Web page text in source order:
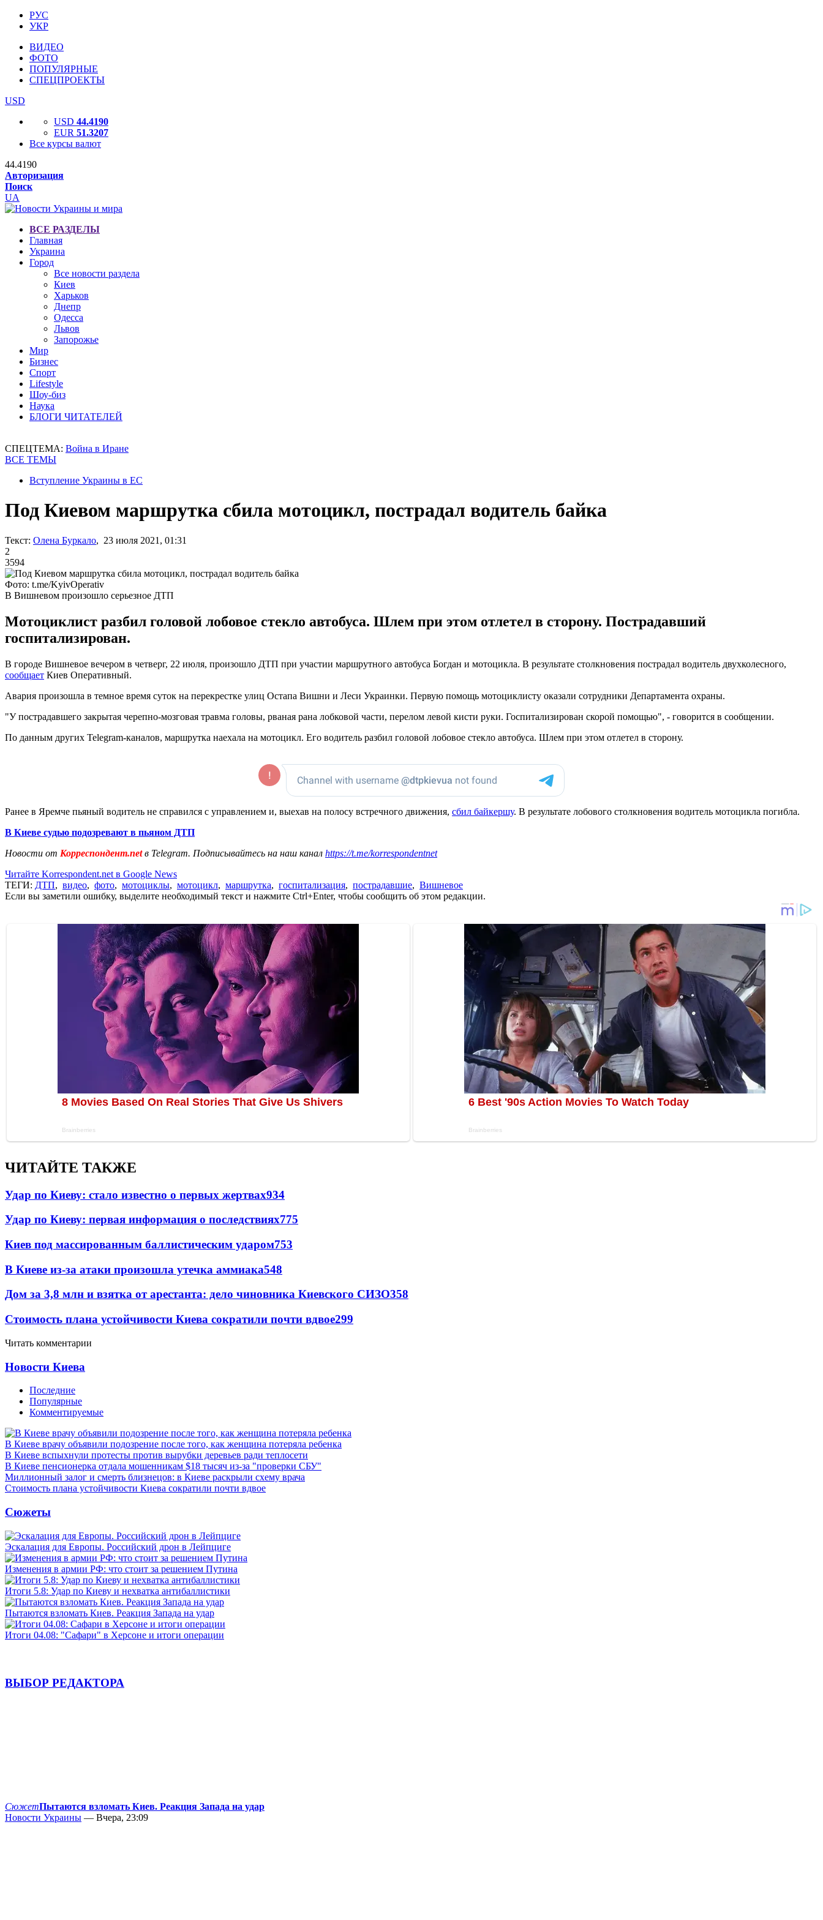
РУС
УКР
ВИДЕО
ФОТО
ПОПУЛЯРНЫЕ
СПЕЦПРОЕКТЫ
USD
USD 44.4190
EUR 51.3207
Все курсы валют
44.4190
Авторизация
Поиск
UA
ВСЕ РАЗДЕЛЫ
Главная
Украина
Город
Все новости раздела
Киев
Харьков
Днепр
Одесса
Львов
Запорожье
Мир
Бизнес
Спорт
Lifestyle
Шоу-биз
Наука
БЛОГИ ЧИТАТЕЛЕЙ
СПЕЦТЕМА: Война в Иране
ВСЕ ТЕМЫ
Вступление Украины в ЕС
Под Киевом маршрутка сбила мотоцикл, пострадал водитель байка
Текст: Олена Буркало, 23 июля 2021, 01:31
2
3594
Фото: t.me/KyivOperativ
В Вишневом произошло серьезное ДТП
Мотоциклист разбил головой лобовое стекло автобуса. Шлем при этом отлетел в сторону. Пострадавший
госпитализирован.
В городе Вишневое вечером в четверг, 22 июля, произошло ДТП при участии маршрутного автобуса Богдан и мотоцикла. В результате столкновения пострадал водитель двухколесного,
сообщает Киев Оперативный.
Авария произошла в темное время суток на перекрестке улиц Остапа Вишни и Леси Украинки. Первую помощь мотоциклисту оказали сотрудники Департамента охраны.
"У пострадавшего закрытая черепно-мозговая травма головы, рваная рана лобковой части, перелом левой кисти руки. Госпитализирован скорой помощью", - говорится в сообщении.
По данным других Telegram-каналов, маршрутка наехала на мотоцикл. Его водитель разбил головой лобовое стекло автобуса. Шлем при этом отлетел в сторону.
Ранее в Яремче пьяный водитель не справился с управлением и, выехав на полосу встречного движения, сбил байкершу. В результате лобового столкновения водитель мотоцикла погибла.
В Киеве судью подозревают в пьяном ДТП
Новости от Корреспондент.netв Telegram. Подписывайтесь на наш канал https://t.me/korrespondentnet
Читайте Korrespondent.net в Google News
ТЕГИ: ДТП, видео, фото, мотоциклы, мотоцикл, маршрутка, госпитализация, пострадавшие, Вишневое
Если вы заметили ошибку, выделите необходимый текст и нажмите Ctrl+Enter, чтобы сообщить об этом редакции.
ЧИТАЙТЕ ТАКЖЕ
Удар по Киеву: стало известно о первых жертвах934
Удар по Киеву: первая информация о последствиях775
Киев под массированным баллистическим ударом753
В Киеве из-за атаки произошла утечка аммиака548
Дом за 3,8 млн и взятка от арестанта: дело чиновника Киевского СИЗО358
Стоимость плана устойчивости Киева сократили почти вдвое299
Читать комментарии
Новости Киева
Последние
Популярные
Комментируемые
В Киеве врачу объявили подозрение после того, как женщина потеряла ребенка
В Киеве вспыхнули протесты против вырубки деревьев ради теплосети
В Киеве пенсионерка отдала мошенникам $18 тысяч из-за "проверки СБУ"
Миллионный залог и смерть близнецов: в Киеве раскрыли схему врача
Стоимость плана устойчивости Киева сократили почти вдвое
Сюжеты
Эскалация для Европы. Российский дрон в Лейпциге
Изменения в армии РФ: что стоит за решением Путина
Итоги 5.8: Удар по Киеву и нехватка антибаллистики
Пытаются взломать Киев. Реакция Запада на удар
Итоги 04.08: "Сафари" в Херсоне и итоги операции
ВЫБОР РЕДАКТОРА
СюжетПытаются взломать Киев. Реакция Запада на удар
Новости Украины — Вчера, 23:09